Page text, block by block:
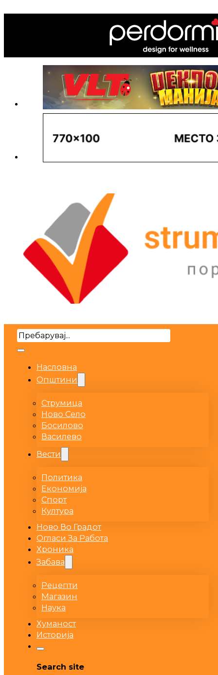
Search
Насловна
Општини
Струмица
Ново Село
Босилово
Василево
Вести
Политика
Економија
Спорт
Култура
Ново Во Градот
Огласи За Работа
Хроника
Забава
Рецепти
Магазин
Наука
Хуманост
Историја
Search site